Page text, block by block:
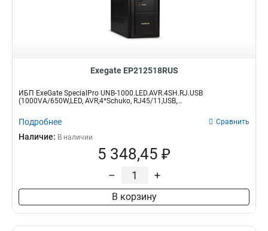
Exegate EP212518RUS
ИБП ExeGate SpecialPro UNB-1000.LED.AVR.4SH.RJ.USB
(1000VA/650W,LED, AVR,4*Schuko, RJ45/11,USB,...
Подробнее Сравнить
Наличие: В наличии
5 348,45 ₽
– +
В корзину